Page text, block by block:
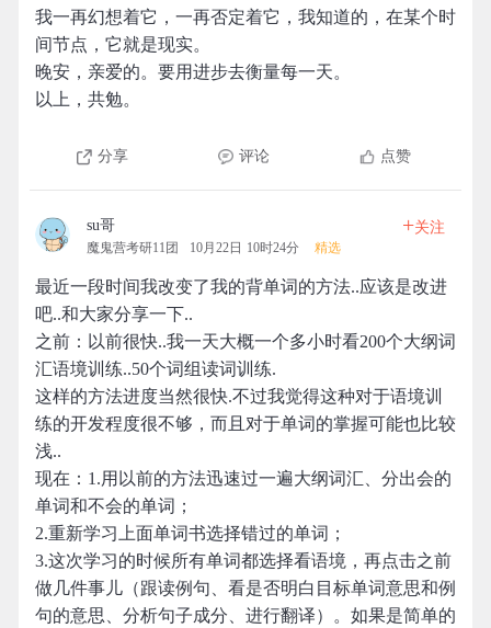
我一再幻想着它，一再否定着它，我知道的，在某个时
间节点，它就是现实。
晚安，亲爱的。要用进步去衡量每一天。
以上，共勉。
分享 评论 点赞
su哥
魔鬼营考研11团 10月22日 10时24分 精选
+关注
最近一段时间我改变了我的背单词的方法..应该是改进
吧..和大家分享一下..
之前：以前很快..我一天大概一个多小时看200个大纲词
汇语境训练..50个词组读词训练.
这样的方法进度当然很快.不过我觉得这种对于语境训
练的开发程度很不够，而且对于单词的掌握可能也比较
浅..
现在：1.用以前的方法迅速过一遍大纲词汇、分出会的
单词和不会的单词；
2.重新学习上面单词书选择错过的单词；
3.这次学习的时候所有单词都选择看语境，再点击之前
做几件事儿（跟读例句、看是否明白目标单词意思和例
句的意思、分析句子成分、进行翻译）。如果是简单的